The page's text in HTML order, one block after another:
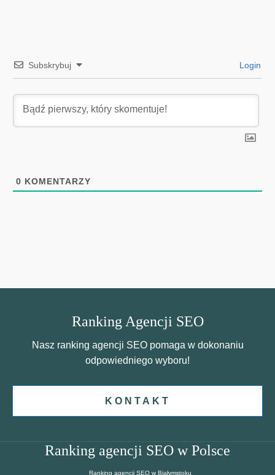
Subskrybuj Login
0 KOMENTARZY
Ranking Agencji SEO
Nasz ranking agencji SEO pomaga w dokonaniu
odpowiedniego wyboru!
KONTAKT
Ranking agencji SEO w Polsce
Ranking agencji SEO w Białymstoku